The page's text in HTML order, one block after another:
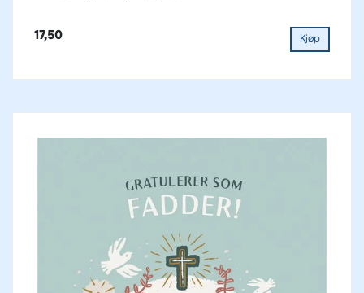
17,50 Kjøp